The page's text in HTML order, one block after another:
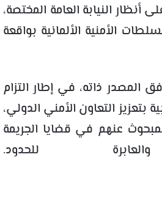
أنظار النيابة العامة المختصة،
الأمنية الألمانية بواقعة
المصدر ذاته، في إطار التزام
بتعزيز التعاون الأمني الدولي،
عنهم في قضايا الجريمة
للحدود.